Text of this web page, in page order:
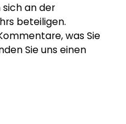
an der
beteiligen.
was Sie
Sie uns einen